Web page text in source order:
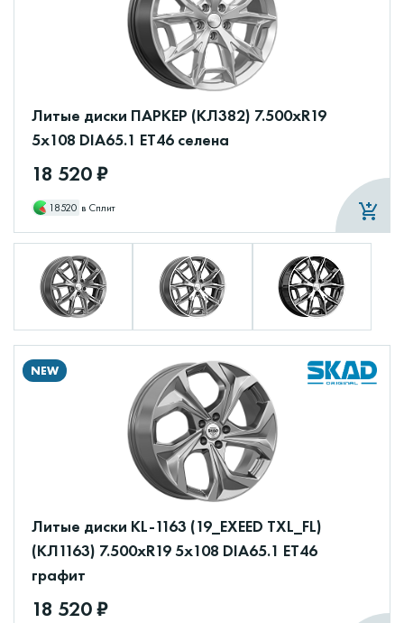
Литые диски ПАРКЕР (КЛ382) 7.500xR19
5x108 DIA65.1 ET46 селена
18 520 ₽
18520 в Сплит
NEW
Литые диски KL-1163 (19_EXEED TXL_FL)
(КЛ1163) 7.500xR19 5x108 DIA65.1 ET46
графит
18 520 ₽